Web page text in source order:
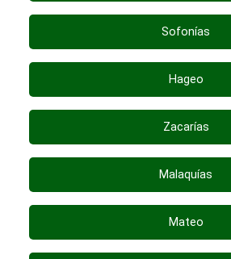
Sofonías
Hageo
Zacarías
Malaquías
Mateo